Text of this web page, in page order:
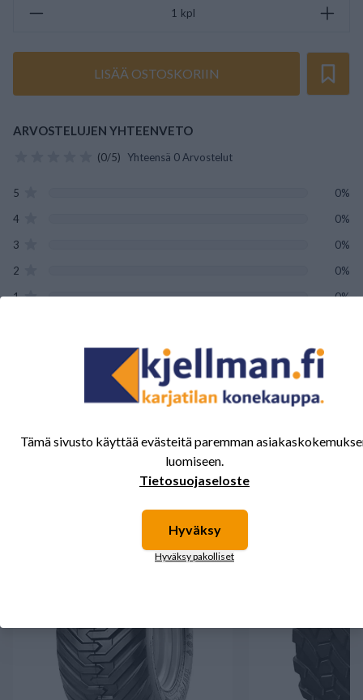
kpl
LISÄÄ OSTOSKORIIN
ARVOSTELUJEN YHTEENVETO
(0/5) Yhteensä 0 Arvostelut
5
0%
4
0%
3
0%
2
0%
1
0%
Tälle tuotteelle ei ole vielä arvioita.
Kirjaudu sisään ja
Sinua saattavat kiinnostaa myös nämä
Tämä sivusto käyttää evästeitä paremman
luomiseen.
Tietosuojaseloste
Hyväksy
Hyväksy pakolliset